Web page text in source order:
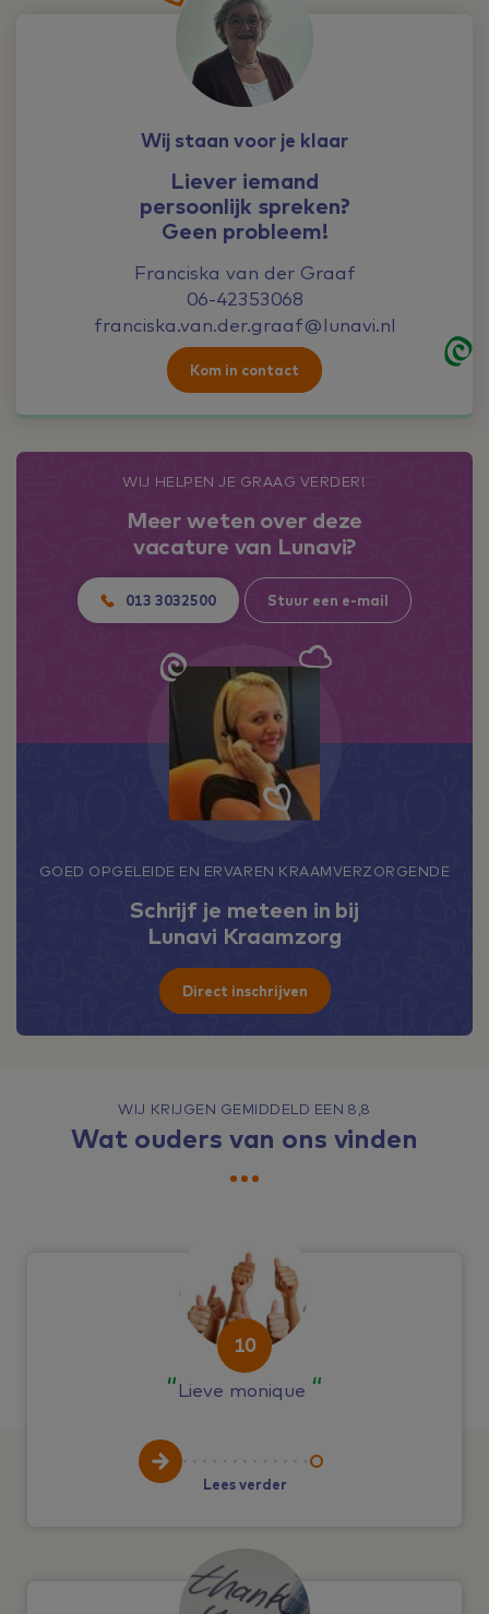
Wij staan voor je klaar
Liever iemand
persoonlijk spreken?
Geen probleem!
Franciska van der Graaf
06-42353068
franciska.van.der.graaf@lunavi.nl
Kom in contact
WIJ HELPEN JE GRAAG VERDER!
Meer weten over deze
vacature van Lunavi?
013 3032500 Stuur een e-mail
GOED OPGELEIDE EN ERVAREN KRAAMVERZORGENDE
Schrijf je meteen in bij
Lunavi Kraamzorg
Direct inschrijven
WIJ KRIJGEN GEMIDDELD EEN 8,8
Wat ouders van ons vinden
10
Lieve monique
Lees verder